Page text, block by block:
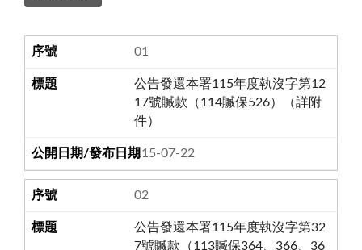
01
公告發還本署115年度執沒字第12
17號贓款（114贓保526）（詳附
件）
115-07-22
02
公告發還本署115年度執沒字第32
7號贓款（113贓保364、366、36